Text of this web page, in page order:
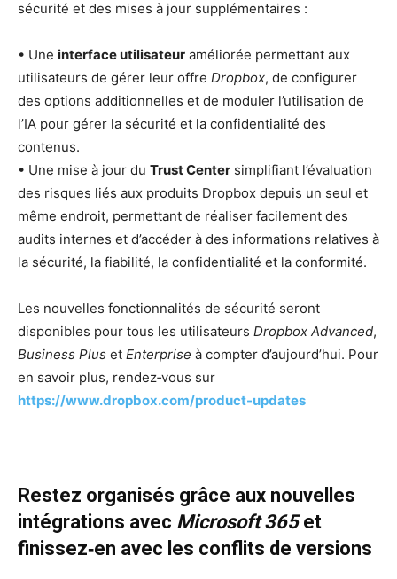
sécurité et des mises à jour supplémentaires :
• Une interface utilisateur améliorée permettant aux
utilisateurs de gérer leur offre Dropbox, de configurer
des options additionnelles et de moduler l’utilisation de
l’IA pour gérer la sécurité et la confidentialité des
contenus.
• Une mise à jour du Trust Center simplifiant l’évaluation
des risques liés aux produits Dropbox depuis un seul et
même endroit, permettant de réaliser facilement des
audits internes et d’accéder à des informations relatives à
la sécurité, la fiabilité, la confidentialité et la conformité.
Les nouvelles fonctionnalités de sécurité seront
disponibles pour tous les utilisateurs Dropbox Advanced,
Business Plus et Enterprise à compter d’aujourd’hui. Pour
en savoir plus, rendez‑vous sur
https://www.dropbox.com/product-updates
Restez organisés grâce aux nouvelles
intégrations avec Microsoft 365et
finissez‑en avec les conflits de versions